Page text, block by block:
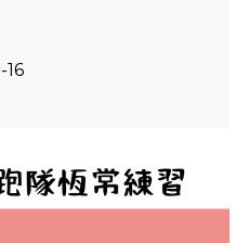
16